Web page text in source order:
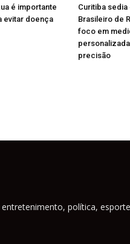
é importante
evitar doença
Curitiba sedia
Brasileiro de
foco em
precisão
política,